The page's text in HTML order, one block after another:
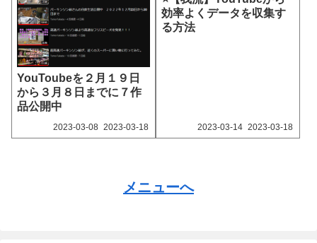
YouToubeを２月１９日
から３月８日までに７作
品公開中
2023‐03-08 2023‐03-18
効率よくデータを収集す
る方法
2023‐03-14 2023‐03-18
メニューへ